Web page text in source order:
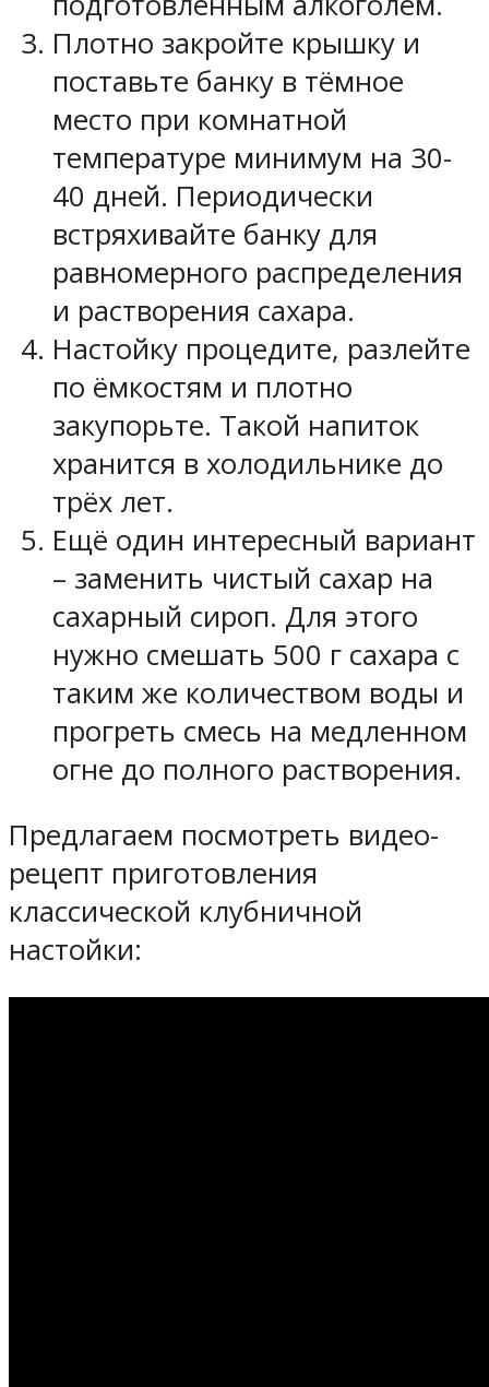
Плотно закройте крышку и
поставьте банку в тёмное
место при комнатной
температуре минимум на 30-
40 дней. Периодически
встряхивайте банку для
равномерного распределения
и растворения сахара.
Настойку процедите, разлейте
по ёмкостям и плотно
закупорьте. Такой напиток
хранится в холодильнике до
трёх лет.
Ещё один интересный вариант
– заменить чистый сахар на
сахарный сироп. Для этого
нужно смешать 500 г сахара с
таким же количеством воды и
прогреть смесь на медленном
огне до полного растворения.
Предлагаем посмотреть видео-
рецепт приготовления
классической клубничной
настойки: